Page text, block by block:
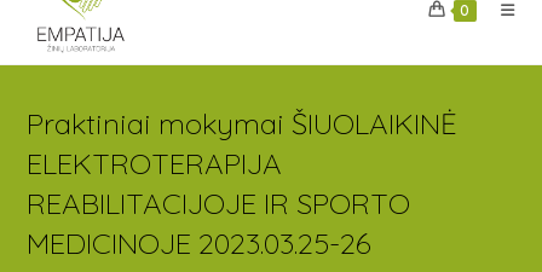
0
Praktiniai mokymai ŠIUOLAIKINĖ
ELEKTROTERAPIJA
REABILITACIJOJE IR SPORTO
MEDICINOJE 2023.03.25-26